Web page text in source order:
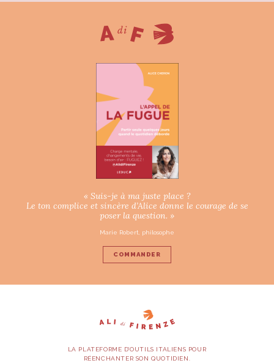
« Suis-je à ma juste place ?
Le ton complice et sincère d’Alice donne le courage de se
poser la question. »
Marie Robert, philosophe
COMMANDER
LA PLATEFORME D’OUTILS ITALIENS POUR
RÉENCHANTER SON QUOTIDIEN.